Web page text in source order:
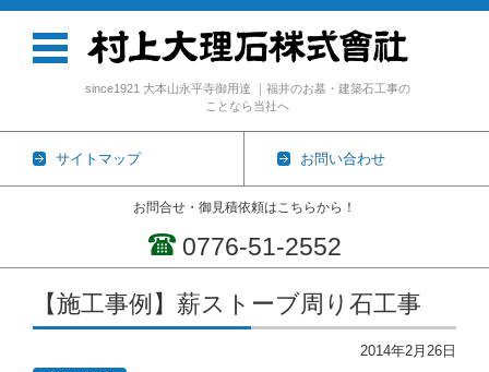
since1921 大本山永平寺御用達 ｜福井のお墓・建築石工事の
ことなら当社へ
サイトマップ お問い合わせ
お問合せ・御見積依頼はこちらから！
0776-51-2552
コンテンツに移動
【施工事例】薪ストーブ周り石工事
2014年2月26日